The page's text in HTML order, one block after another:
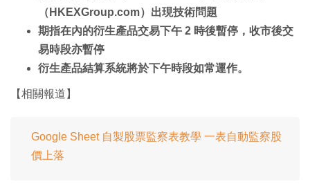
（HKEXGroup.com）出現技術問題
期指在內的衍生產品交易下午 2 時後暫停，收市後交
易時段亦暫停
衍生產品結算系統將於下午時段如常運作。
【相關報道】
Google Sheet 自製股票監察表教學 一表自動監察股
價上落